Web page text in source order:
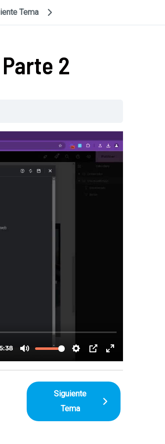
Tema
2
Siguiente
Tema